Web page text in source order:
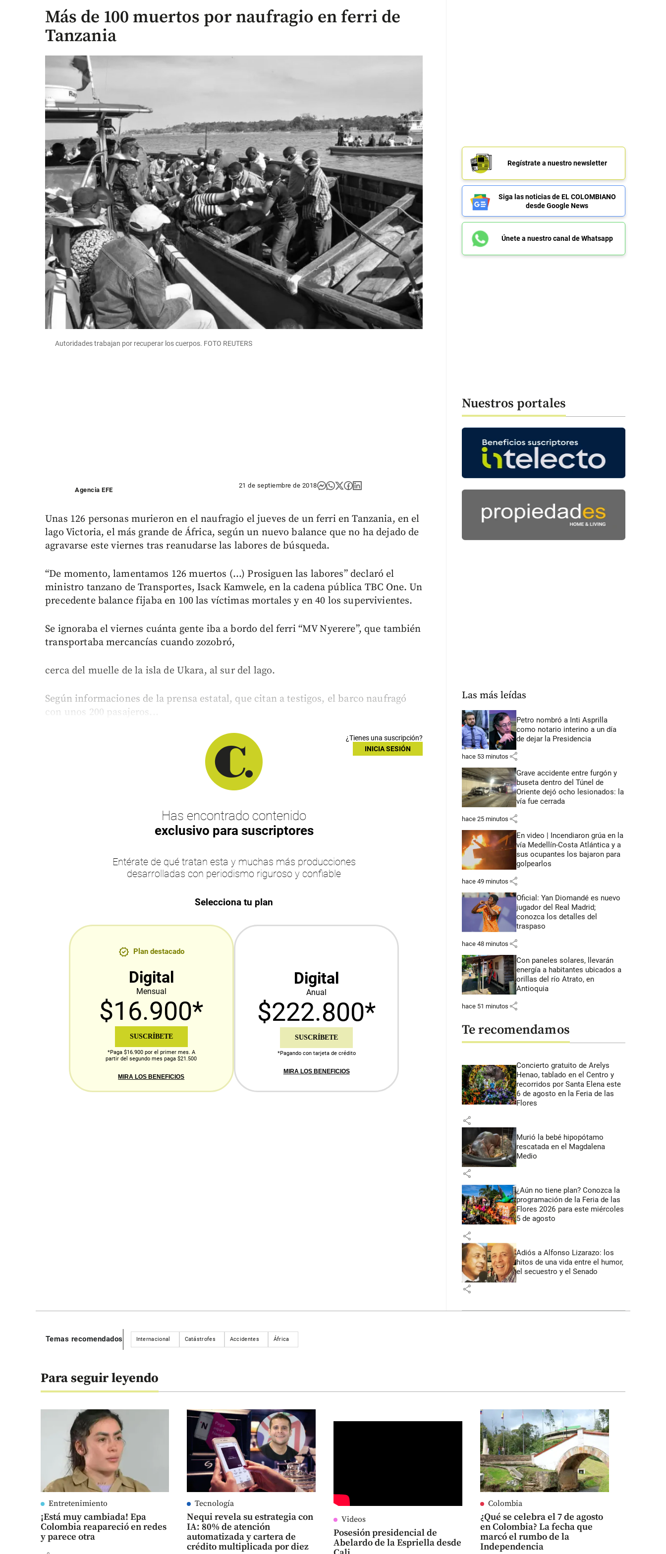
Más de 100 muertos por naufragio en ferri de
Tanzania
Autoridades trabajan por recuperar los cuerpos. FOTO REUTERS
Agencia EFE
21 de septiembre de 2018
Unas 126 personas murieron en el naufragio el jueves de un ferri en Tanzania, en el
lago Victoria, el más grande de África, según un nuevo balance que no ha dejado de
agravarse este viernes tras reanudarse las labores de búsqueda.
“De momento, lamentamos 126 muertos (...) Prosiguen las labores” declaró el
ministro tanzano de Transportes, Isack Kamwele, en la cadena pública TBC One. Un
precedente balance fijaba en 100 las víctimas mortales y en 40 los supervivientes.
Se ignoraba el viernes cuánta gente iba a bordo del ferri “MV Nyerere”, que también
transportaba mercancías cuando zozobró,
cerca del muelle de la isla de Ukara, al sur del lago.
Según informaciones de la prensa estatal, que citan a testigos, el barco naufragó
con unos 200 pasajeros...
¿Tienes una suscripción?
INICIA SESIÓN
Has encontrado contenido
exclusivo para suscriptores
Entérate de qué tratan esta y muchas más producciones
desarrolladas con periodismo riguroso y confiable
Selecciona tu plan
Plan destacado
Digital
Mensual
$16.900*
SUSCRÍBETE
*Paga $16.900 por el primer mes. A
partir del segundo mes paga $21.500
MIRA LOS BENEFICIOS
Digital
Anual
$222.800*
SUSCRÍBETE
*Pagando con tarjeta de crédito
MIRA LOS BENEFICIOS
Regístrate a nuestro newsletter
Siga las noticias de EL COLOMBIANO
desde Google News
Únete a nuestro canal de Whatsapp
Nuestros portales
Las más leídas
Petro nombró a Inti Asprilla
como notario interino a un día
de dejar la Presidencia
hace 53 minutos share
Grave accidente entre furgón y
buseta dentro del Túnel de
Oriente dejó ocho lesionados: la
vía fue cerrada
hace 25 minutos share
En video | Incendiaron grúa en la
vía Medellín-Costa Atlántica y a
sus ocupantes los bajaron para
golpearlos
hace 49 minutos share
Oficial: Yan Diomandé es nuevo
jugador del Real Madrid;
conozca los detalles del
traspaso
hace 48 minutos share
Con paneles solares, llevarán
energía a habitantes ubicados a
orillas del río Atrato, en
Antioquia
hace 51 minutos share
Te recomendamos
Concierto gratuito de Arelys
Henao, tablado en el Centro y
recorridos por Santa Elena este
6 de agosto en la Feria de las
Flores
share
Murió la bebé hipopótamo
rescatada en el Magdalena
Medio
share
¿Aún no tiene plan? Conozca la
programación de la Feria de las
Flores 2026 para este miércoles
5 de agosto
share
Adiós a Alfonso Lizarazo: los
hitos de una vida entre el humor,
el secuestro y el Senado
share
Temas recomendados Internacional Catástrofes Accidentes África
Para seguir leyendo
Entretenimiento
¡Está muy cambiada! Epa
Colombia reapareció en redes
y parece otra
Tecnología
Nequi revela su estrategia con
IA: 80% de atención
automatizada y cartera de
crédito multiplicada por diez
Videos
Posesión presidencial de
Abelardo de la Espriella desde
Colombia
¿Qué se celebra el 7 de agosto
en Colombia? La fecha que
marcó el rumbo de la
Independencia